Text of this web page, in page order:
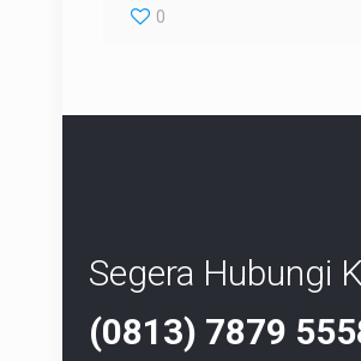
0
Segera Hubungi
(0813) 7879